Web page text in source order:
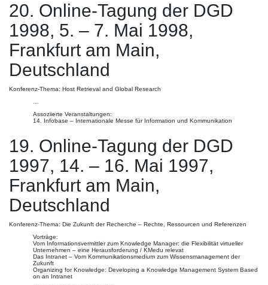
20. Online-Tagung der DGD
1998, 5. – 7. Mai 1998,
Frankfurt am Main,
Deutschland
Konferenz-Thema: Host Retrieval and Global Research
Assoziierte Veranstaltungen:
14. Infobase – Internationale Messe für Information und Kommunikation
19. Online-Tagung der DGD
1997, 14. – 16. Mai 1997,
Frankfurt am Main,
Deutschland
Konferenz-Thema: Die Zukunft der Recherche – Rechte, Ressourcen und Referenzen
Vorträge:
Vom Informationsvermittler zum Knowledge Manager: die Flexibilität virtueller
Unternehmen – eine Herausforderung / KMedu relevat
Das Intranet – Vom Kommunikationsmedium zum Wissensmanagement der
Zukunft
Organizing for Knowledge: Developing a Knowledge Management System Based
on an Intranet